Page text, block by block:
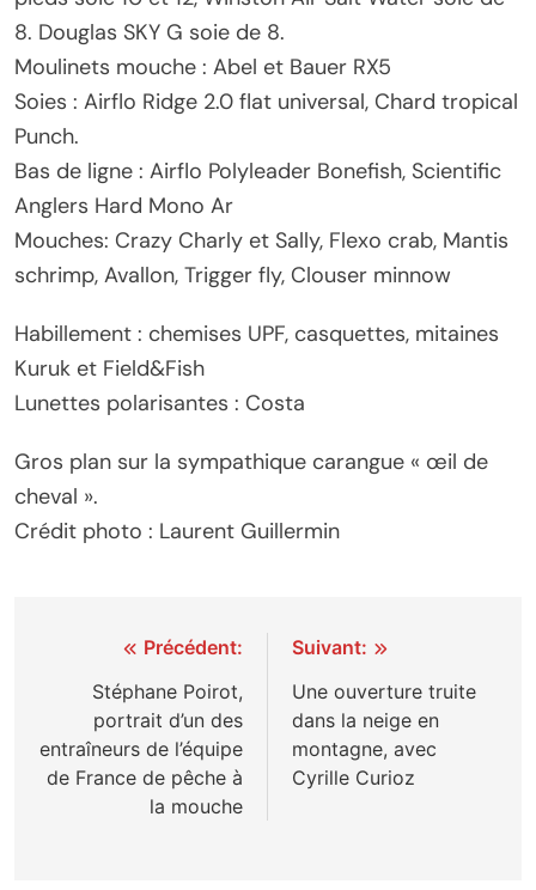
8. Douglas SKY G soie de 8.
Moulinets mouche : Abel et Bauer RX5
Soies : Airflo Ridge 2.0 flat universal, Chard tropical
Punch.
Bas de ligne : Airflo Polyleader Bonefish, Scientific
Anglers Hard Mono Ar
Mouches: Crazy Charly et Sally, Flexo crab, Mantis
schrimp, Avallon, Trigger fly, Clouser minnow
Habillement : chemises UPF, casquettes, mitaines
Kuruk et Field&Fish
Lunettes polarisantes : Costa
Gros plan sur la sympathique carangue « œil de
cheval ».
Crédit photo : Laurent Guillermin
Navigation
l’article
Précédent:
Stéphane Poirot,
portrait d’un des
entraîneurs de l’équipe
de France de pêche à
la mouche
Suivant:
Une ouverture truite
dans la neige en
montagne, avec
Cyrille Curioz